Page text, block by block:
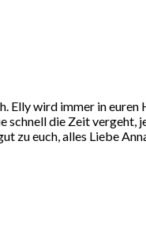
Elly wird immer in
schnell die Zeit
zu euch, alles Liebe